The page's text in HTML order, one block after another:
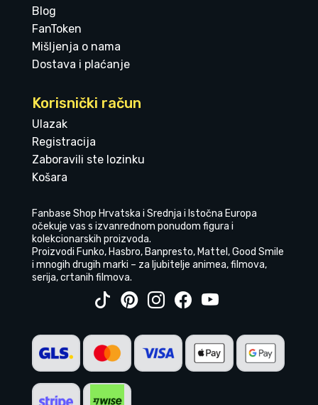
Blog
FanToken
Mišljenja o nama
Dostava i plaćanje
Korisnički račun
Ulazak
Registracija
Zaboravili ste lozinku
Košara
Fanbase Shop Hrvatska i Srednja i Istočna Europa
očekuje vas s izvanrednom ponudom figura i
kolekcionarskih proizvoda.
Proizvodi Funko, Hasbro, Banpresto, Mattel, Good Smile
i mnogih drugih marki – za ljubitelje animea, filmova,
serija, crtanih filmova.